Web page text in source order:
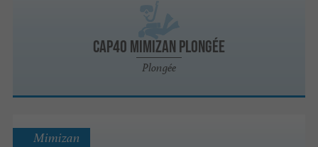
CAP40 Mimizan Plongée
Plongée
Mimizan